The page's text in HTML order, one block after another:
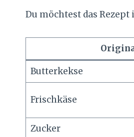
Du möchtest das
Butterkekse
Frischkäse
Zucker